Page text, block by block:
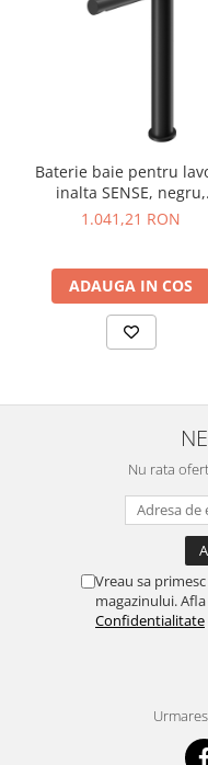
Baterie baie pentru
inalta SENSE, negru,
monocomanda, inaltime
1.041,21 RON
ADAUGA IN COS
Nu rata
Vreau sa
magazinului.
Confidentialitate